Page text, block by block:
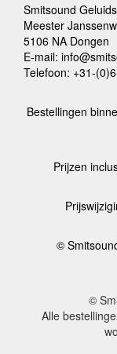
Smitsound
Meester
5106 NA Dongen
E-mail:
Telefoon: +31-
Bestellingen
Prijzen
©
©
Alle